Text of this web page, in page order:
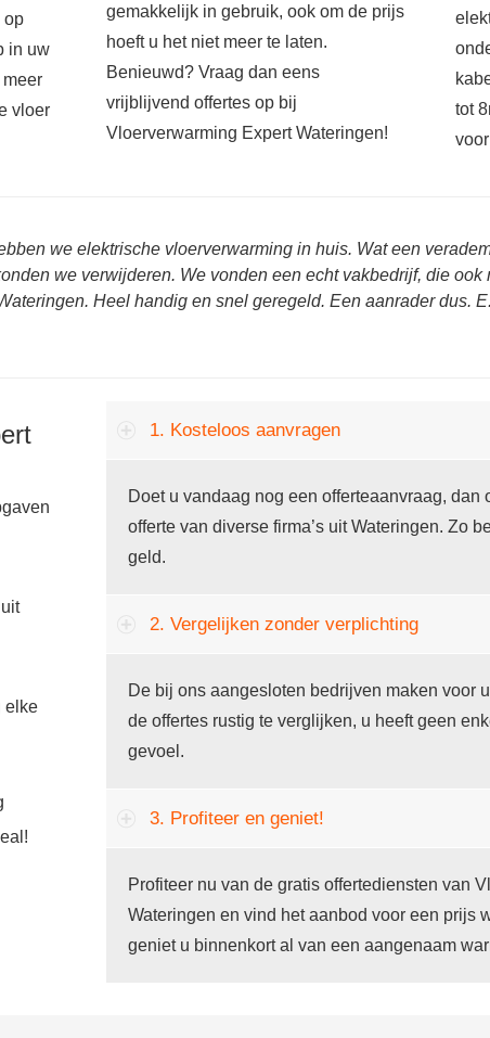
op
in uw
vloer
gemakkelijk in gebruik, ook om de prijs
hoeft u het niet meer te laten.
Benieuwd? Vraag dan eens
vrijblijvend offertes op bij
Vloerverwarming Expert Wateringen!
tot
we elektrische vloerverwarming in huis. Wat een
we verwijderen. We vonden een echt vakbedrijf, die ook
Heel handig en snel geregeld. Een aanrader dus.
elke
1. Kosteloos aanvragen
Doet u vandaag nog een offerteaanvraag, dan
offerte van diverse firma’s uit Wateringen. Zo
geld.
2. Vergelijken zonder verplichting
De bij ons aangesloten bedrijven maken voor
de offertes rustig te verglijken, u heeft geen
gevoel.
3. Profiteer en geniet!
Profiteer nu van de gratis offertediensten van
Wateringen en vind het aanbod voor een prijs
geniet u binnenkort al van een aangenaam